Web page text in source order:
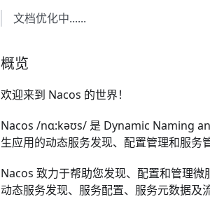
文档优化中......
概览
欢迎来到 Nacos 的世界！
Nacos /nɑ:kəʊs/ 是 Dynamic Naming
生应用的动态服务发现、配置管理和服务
Nacos 致力于帮助您发现、配置和管理
动态服务发现、服务配置、服务元数据及